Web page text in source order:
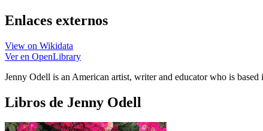
Enlaces externos
View on Wikidata
Ver en OpenLibrary
Jenny Odell is an American artist, writer and educator who is
Libros de Jenny Odell